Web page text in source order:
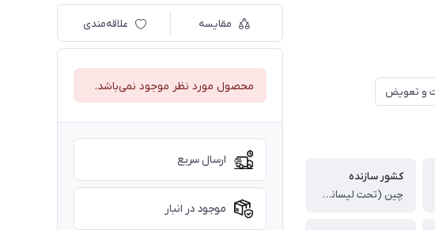
کشور سازنده
چین (تحت لیسانس آمریکا)
مقایسه علاقه‌مندی
محصول مورد نظر موجود نمی‌باشد.
ارسال سریع
موجود در انبار